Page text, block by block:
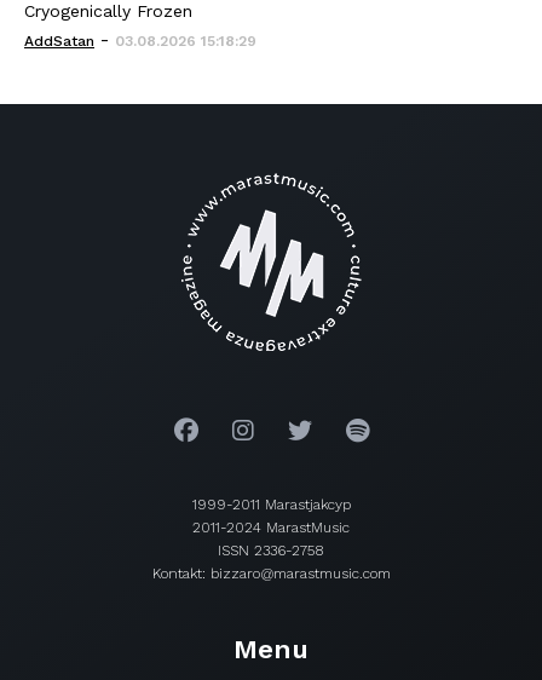
Cryogenically Frozen
AddSatan - 03.08.2026 15:18:29
1999-2011 Marastjakcyp
2011-2024 MarastMusic
ISSN 2336-2758
Kontakt: bizzaro@marastmusic.com
Menu